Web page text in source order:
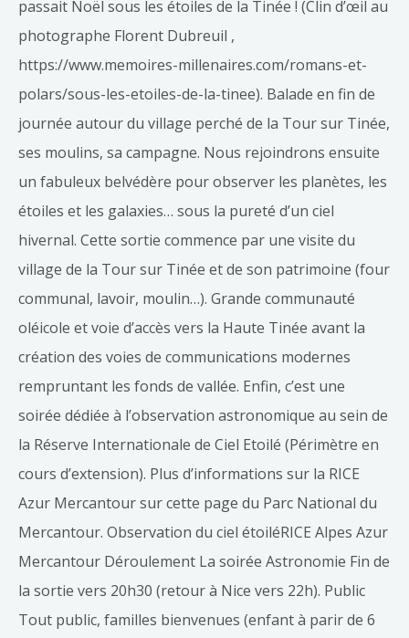
passait Noël sous les étoiles de la Tinée ! (Clin d’œil au
photographe Florent Dubreuil ,
https://www.memoires-millenaires.com/romans-et-
polars/sous-les-etoiles-de-la-tinee). Balade en fin de
journée autour du village perché de la Tour sur Tinée,
ses moulins, sa campagne. Nous rejoindrons ensuite
un fabuleux belvédère pour observer les planètes, les
étoiles et les galaxies… sous la pureté d’un ciel
hivernal. Cette sortie commence par une visite du
village de la Tour sur Tinée et de son patrimoine (four
communal, lavoir, moulin…). Grande communauté
oléicole et voie d’accès vers la Haute Tinée avant la
création des voies de communications modernes
rempruntant les fonds de vallée. Enfin, c’est une
soirée dédiée à l’observation astronomique au sein de
la Réserve Internationale de Ciel Etoilé (Périmètre en
cours d’extension). Plus d’informations sur la RICE
Azur Mercantour sur cette page du Parc National du
Mercantour. Observation du ciel étoiléRICE Alpes Azur
Mercantour Déroulement La soirée Astronomie Fin de
la sortie vers 20h30 (retour à Nice vers 22h). Public
Tout public, familles bienvenues (enfant à parir de 6